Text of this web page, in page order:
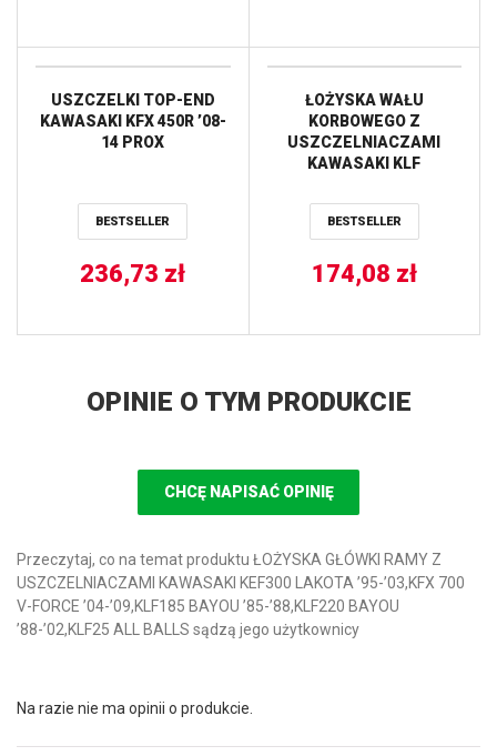
USZCZELKI TOP-END
KAWASAKI KFX 450R ’08-
14 PROX
BESTSELLER
236,73 zł
ŁOŻYSKA WAŁU
KORBOWEGO Z
USZCZELNIACZAMI
KAWASAKI KLF
DR250, YAMAHA XT350
’85-’00 ALL BALLS
BESTSELLER
174,08 zł
OPINIE O TYM PRODUKCIE
CHCĘ NAPISAĆ OPINIĘ
Przeczytaj, co na temat produktu ŁOŻYSKA GŁÓWKI RAMY Z
USZCZELNIACZAMI KAWASAKI KEF300 LAKOTA ’95-’03,KFX 700
V-FORCE ’04-’09,KLF185 BAYOU ’85-’88,KLF220 BAYOU
’88-’02,KLF25 ALL BALLS sądzą jego użytkownicy
Na razie nie ma opinii o produkcie.